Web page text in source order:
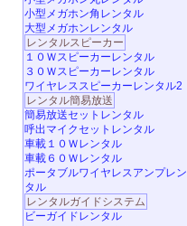
小型メガホン角レンタル
大型メガホンレンタル
レンタルスピーカー
１０Ｗスピーカーレンタル
３０Ｗスピーカーレンタル
ワイヤレススピーカーレンタル2
レンタル簡易放送
簡易放送セットレンタル
呼出マイクセットレンタル
車載１０Ｗレンタル
車載６０Ｗレンタル
ポータブルワイヤレスアンプレン
タル
レンタルガイドシステム
ビーガイドレンタル